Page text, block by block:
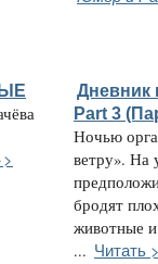
Дневник
Part 3
Ночью
ветру». На
бродят
животные
... Читать